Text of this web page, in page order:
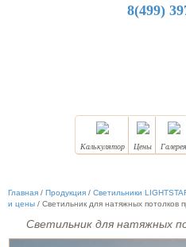
8(499)
Калькулятор Цены Галерея
Главная / Продукция / Светильники
и цены / Светильник для натяжных потолков
Светильник для натяжных